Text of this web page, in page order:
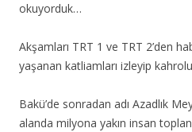
okuyorduk…
Akşamları TRT 1 ve TRT 2’den
yaşanan katliamları izleyip
Bakü’de sonradan adı Azadlık
alanda milyona yakın insan